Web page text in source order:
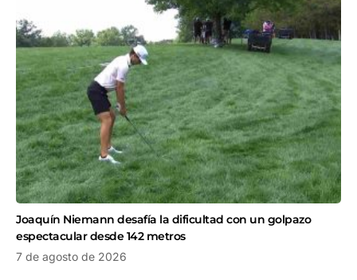
Joaquín Niemann desafía la dificultad con un golpazo
espectacular desde 142 metros
7 de agosto de 2026